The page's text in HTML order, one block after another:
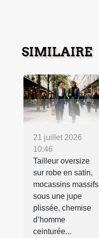
SIMILAIRE
21 juillet 2026
10:46
Tailleur oversize
sur robe en satin,
mocassins massifs
sous une jupe
plissée, chemise
d’homme
ceinturée...